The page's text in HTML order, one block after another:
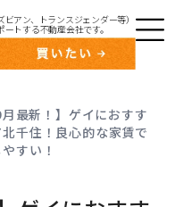
アン、トランスジェンダー等）
トする不動産会社です。
月最新！】ゲイにおすす
千住！良心的な家賃で
すい！